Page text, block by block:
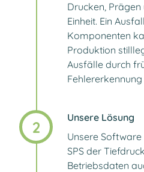
Drucken,
Einheit. Ein
Komponenten
Produktion
Ausfälle durch
2
Unsere Lösung
Unsere
SPS der
Betriebsdaten